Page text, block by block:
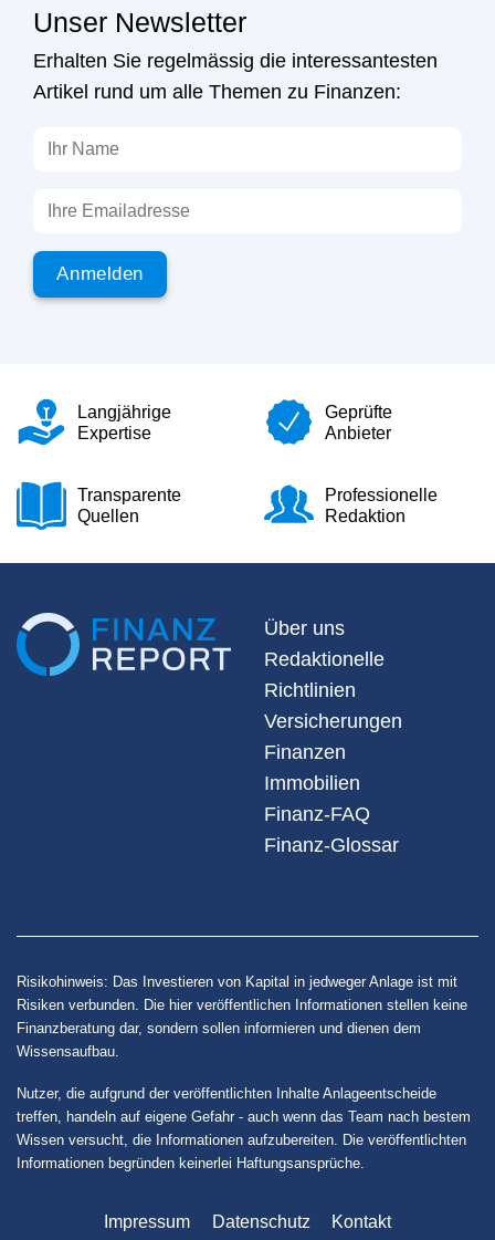
Unser Newsletter
Erhalten Sie regelmässig die interessantesten
Artikel rund um alle Themen zu Finanzen:
Langjährige
Expertise
Geprüfte
Anbieter
Transparente
Quellen
Professionelle
Redaktion
Über uns
Redaktionelle
Richtlinien
Versicherungen
Finanzen
Immobilien
Finanz-FAQ
Finanz-Glossar
Risikohinweis: Das Investieren von Kapital in jedweger Anlage ist mit
Risiken verbunden. Die hier veröffentlichen Informationen stellen keine
Finanzberatung dar, sondern sollen informieren und dienen dem
Wissensaufbau.
Nutzer, die aufgrund der veröffentlichten Inhalte Anlageentscheide
treffen, handeln auf eigene Gefahr - auch wenn das Team nach bestem
Wissen versucht, die Informationen aufzubereiten. Die veröffentlichten
Informationen begründen keinerlei Haftungsansprüche.
Impressum Datenschutz Kontakt